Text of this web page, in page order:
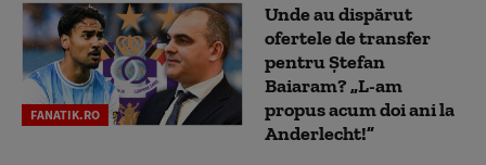
FANATIK.RO
Unde au dispărut
ofertele de transfer
pentru Ștefan
Baiaram? „L-am
propus acum doi ani la
Anderlecht!”